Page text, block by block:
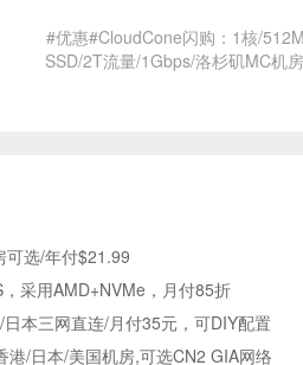
#优惠#CloudCone闪购：1核/
SSD/2T流量/1Gbps/洛杉矶MC机
可选/年付$21.99
采用AMD+NVMe，月付85折
本三网直连/月付35元，可DIY配置
/日本/美国机房,可选CN2 GIA网络